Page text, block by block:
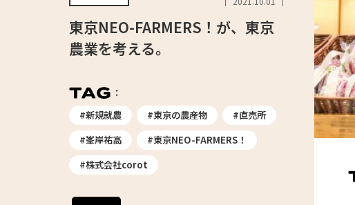
東京NEO-FARMERS！が、東京
農業を考える。
#新規就農 #東京の農産物
#直売所
#峯岸祐高
#東京NEO-FARMERS！
#株式会社corot